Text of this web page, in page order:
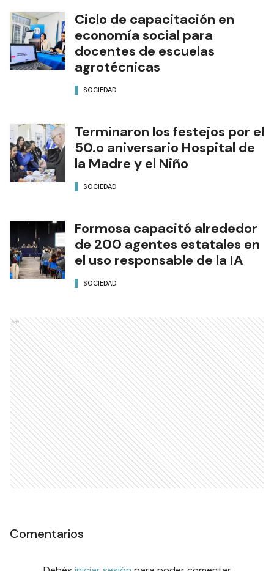
Ciclo de capacitación en
economía social para
docentes de escuelas
agrotécnicas
SOCIEDAD
Terminaron los festejos por el
50.o aniversario Hospital de
la Madre y el Niño
SOCIEDAD
Formosa capacitó alrededor
de 200 agentes estatales en
el uso responsable de la IA
SOCIEDAD
Ads
Comentarios